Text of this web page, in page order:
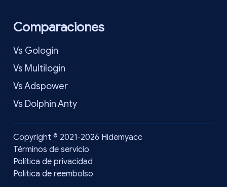
Comparaciones
Vs Gologin
Vs Multilogin
Vs Adspower
Vs Dolphin Anty
Copyright © 2021-2026 Hidemyacc
Términos de servicio
Política de privacidad
Politica de reembolso